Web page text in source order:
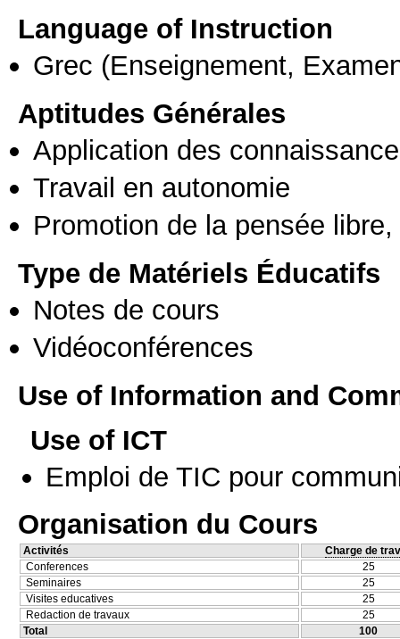
Language of Instruction
Grec (Enseignement,
Aptitudes Générales
Application des
Travail en autonomie
Promotion de la pensée
Type de Matériels Éducatifs
Notes de cours
Vidéoconférences
Use of Information and
Use of ICT
Emploi de TIC pour
Organisation du Cours
Activités
Charge de
Conferences
25
Seminaires
25
Visites educatives
25
Redaction de travaux
25
Total
100